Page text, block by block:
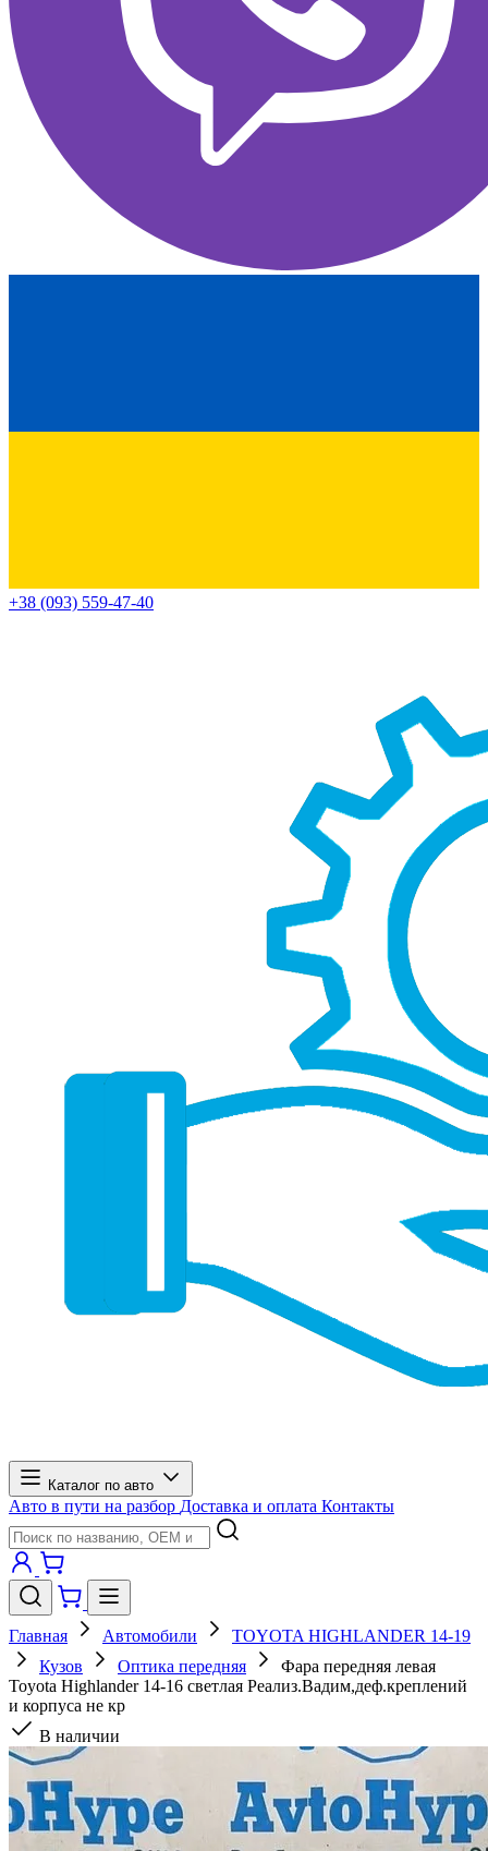
+38 (093) 559-47-40
Каталог по авто
Авто в пути на разбор Доставка и оплата Контакты
Главная Автомобили
TOYOTA HIGHLANDER 14-19
Кузов
Оптика передняя
Фара передняя левая
Toyota Highlander 14-16 светлая Реализ.Вадим,деф.креплений
и корпуса не кр
В наличии